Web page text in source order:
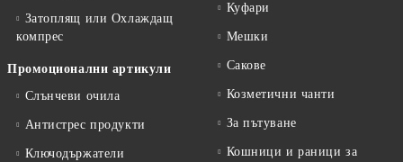
Затоплящ или Охлаждащ
компрес
Промоционални артикули
Слънчеви очила
Антистрес продукти
Ключодържатели
Куфари
Мешки
Сакове
Козметични чанти
За пътуване
Кошници и раници за